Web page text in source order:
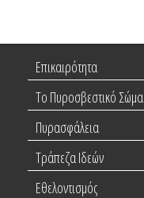
Επικαιρότητα
Το Πυροσβεστικό Σώμα
Πυρασφάλεια
Τράπεζα Ιδεών
Εθελοντισμός